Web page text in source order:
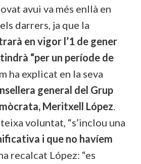
avui va més enllà en
darrers, ja que la
en vigor l’1 de gener
“per un període de
ha explicat en la seva
general del Grup
Meritxell López.
voluntat, “s’inclou una
i que no havíem
recalcat López: “es